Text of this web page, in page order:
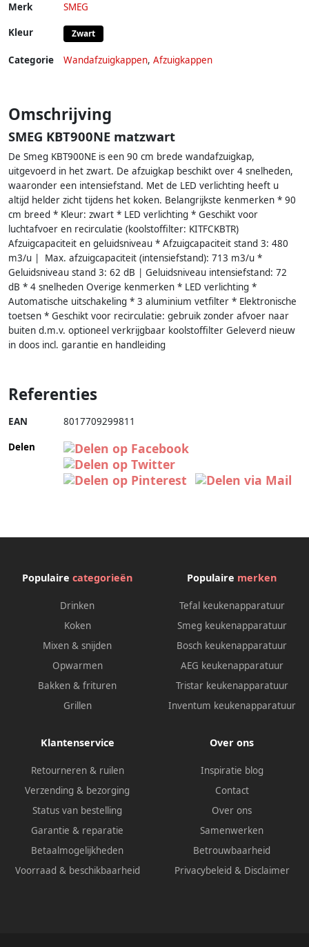
Merk SMEG
Kleur Zwart
Categorie Wandafzuigkappen, Afzuigkappen
Omschrijving
SMEG KBT900NE matzwart
De Smeg KBT900NE is een 90 cm brede wandafzuigkap,
uitgevoerd in het zwart. De afzuigkap beschikt over 4 snelheden,
waaronder een intensiefstand. Met de LED verlichting heeft u
altijd helder zicht tijdens het koken. Belangrijkste kenmerken * 90
cm breed * Kleur: zwart * LED verlichting * Geschikt voor
luchtafvoer en recirculatie (koolstoffilter: KITFCKBTR)
Afzuigcapaciteit en geluidsniveau * Afzuigcapaciteit stand 3: 480
m3/u | Max. afzuigcapaciteit (intensiefstand): 713 m3/u *
Geluidsniveau stand 3: 62 dB | Geluidsniveau intensiefstand: 72
dB * 4 snelheden Overige kenmerken * LED verlichting *
Automatische uitschakeling * 3 aluminium vetfilter * Elektronische
toetsen * Geschikt voor recirculatie: gebruik zonder afvoer naar
buiten d.m.v. optioneel verkrijgbaar koolstoffilter Geleverd nieuw
in doos incl. garantie en handleiding
Referenties
EAN 8017709299811
Delen
Populaire categorieën
Drinken
Koken
Mixen & snijden
Opwarmen
Bakken & frituren
Grillen
Populaire merken
Tefal keukenapparatuur
Smeg keukenapparatuur
Bosch keukenapparatuur
AEG keukenapparatuur
Tristar keukenapparatuur
Inventum keukenapparatuur
Klantenservice
Retourneren & ruilen
Verzending & bezorging
Status van bestelling
Garantie & reparatie
Betaalmogelijkheden
Voorraad & beschikbaarheid
Over ons
Inspiratie blog
Contact
Over ons
Samenwerken
Betrouwbaarheid
Privacybeleid & Disclaimer